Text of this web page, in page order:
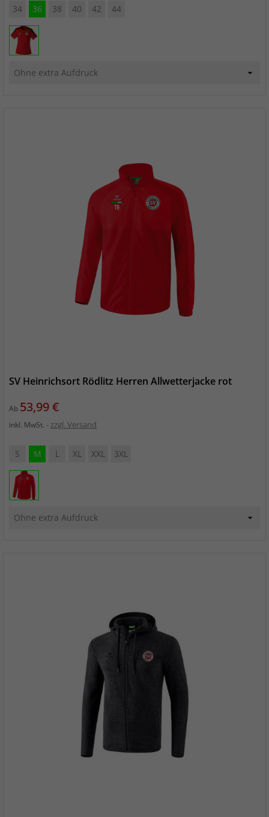
34 36 38 40 42 44
SV Heinrichsort Rödlitz Herren Allwetterjacke rot
Ab Preis
53,99 €
inkl. MwSt. zzgl. Versand
S M L XL XXL 3XL